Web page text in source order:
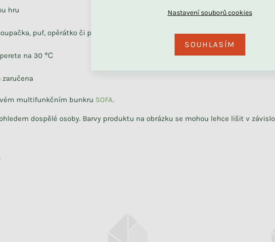
SOUHLASÍM
hru
puf, opěrátko či podpěrka)
na 30 ℃
multifunkčním bunkru SOFA.
dospělé osoby. Barvy produktu na obrázku se mohou lehce lišit v
KRÉMOVÁ
+ další
ZPĚT DO OBCHODU